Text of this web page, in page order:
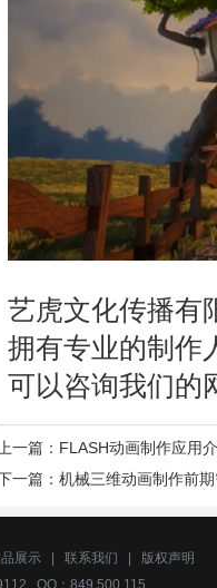
艺虎文化传播有
拥有专业的制作
可以咨询我们的
上一篇： FLASH动画制作应用
一篇： 机械三维动画制作前
展示 联系我们
版权声明
QQ：849 500 115